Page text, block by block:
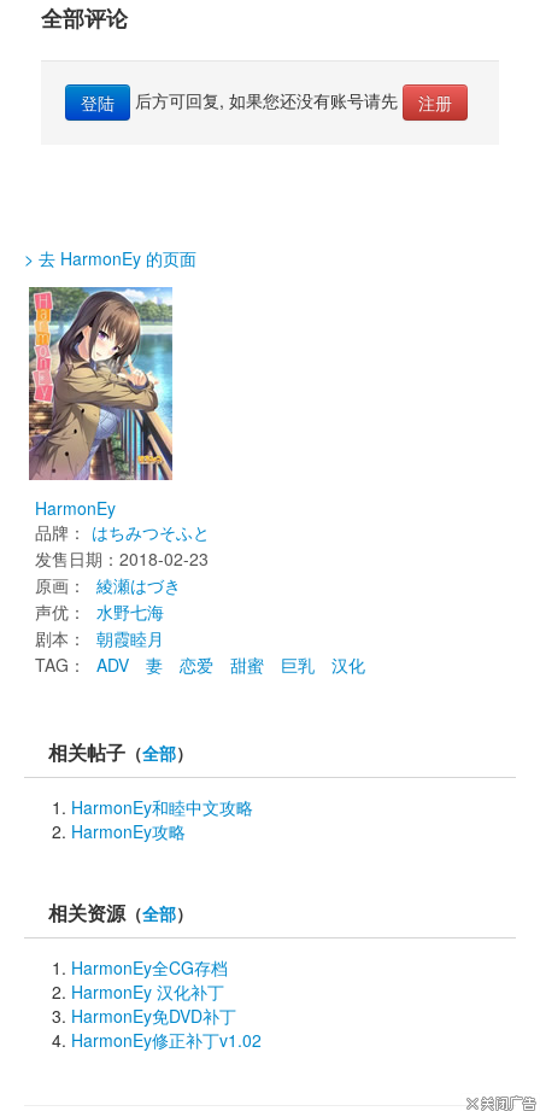
全部评论
登陆 后方可回复, 如果您还没有账号请先 注册
> 去 HarmonEy 的页面
HarmonEy
品牌： はちみつそふと
发售日期：2018-02-23
原画：
綾瀬はづき
声优：
水野七海
剧本：
朝霞睦月
TAG：
ADV 妻 恋爱 甜蜜 巨乳 汉化
相关帖子 （全部）
HarmonEy和睦中文攻略
HarmonEy攻略
相关资源 （全部）
HarmonEy全CG存档
HarmonEy 汉化补丁
HarmonEy免DVD补丁
HarmonEy修正补丁v1.02